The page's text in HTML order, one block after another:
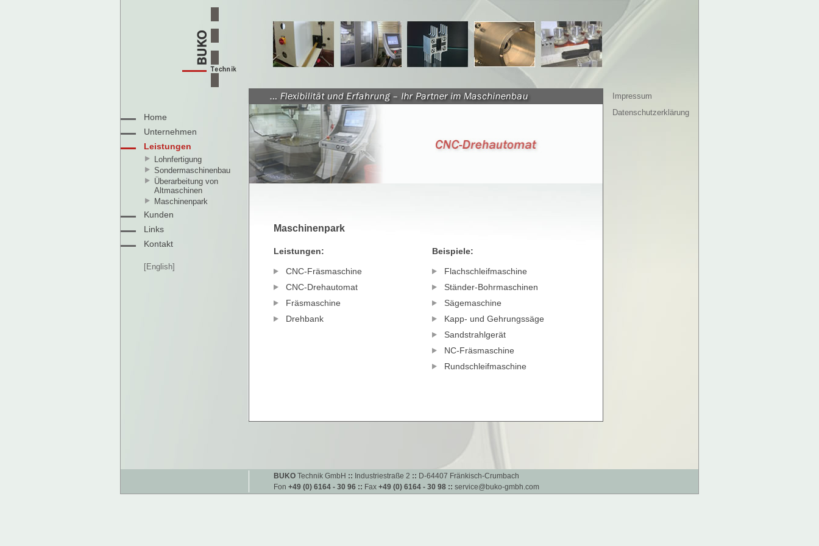
Home
Unternehmen
Leistungen
Lohnfertigung
Sondermaschinenbau
Überarbeitung von
Altmaschinen
Maschinenpark
Kunden
Links
Kontakt
[English]
Impressum
Datenschutzerklärung
Maschinenpark
Leistungen:
CNC-Fräsmaschine
CNC-Drehautomat
Fräsmaschine
Drehbank
Beispiele:
Flachschleifmaschine
Ständer-Bohrmaschinen
Sägemaschine
Kapp- und Gehrungssäge
Sandstrahlgerät
NC-Fräsmaschine
Rundschleifmaschine
BUKO Technik GmbH :: Industriestraße 2 :: D-64407 Fränkisch-Crumbach
Fon +49 (0) 6164 - 30 96 :: Fax +49 (0) 6164 - 30 98 :: service@buko-gmbh.com